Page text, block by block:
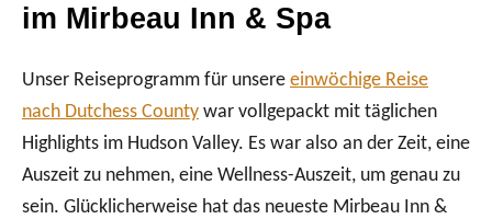
im Mirbeau Inn & Spa
Unser Reiseprogramm für unsere einwöchige Reise
nach Dutchess County war vollgepackt mit täglichen
Highlights im Hudson Valley. Es war also an der Zeit, eine
Auszeit zu nehmen, eine Wellness-Auszeit, um genau zu
sein. Glücklicherweise hat das neueste Mirbeau Inn &